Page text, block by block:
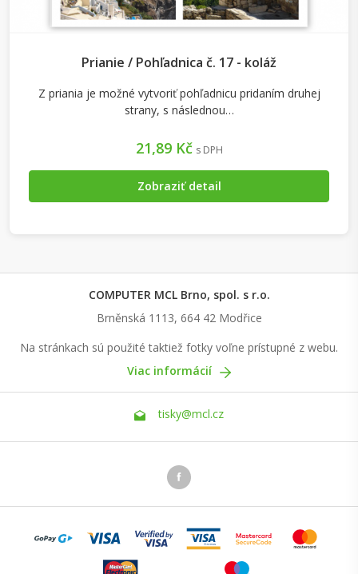
Prianie / Pohľadnica č. 17 - koláž
Z priania je možné vytvoriť pohľadnicu pridaním druhej
strany, s následnou…
21,89 Kč s DPH
Zobraziť detail
COMPUTER MCL Brno, spol. s r.o.
Brněnská 1113, 664 42 Modřice
Na stránkach sú použité taktiež fotky voľne prístupné z webu.
Viac informácií
tisky@mcl.cz